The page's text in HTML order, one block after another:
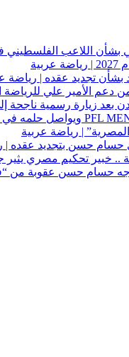
بشأن اللاعب
بشأن تجديد عقده | رياضة
دعم الأمير علي
بعد زيارة رسمية ناجحة
المصرية” | رياضة عربية
حسام حسن بتجديد عقده |
.. خبير تحكيم مصري يثير
حسام حسن عقوبة من